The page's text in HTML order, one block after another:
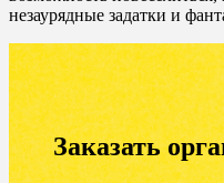
незаурядные задатки и
Заказать